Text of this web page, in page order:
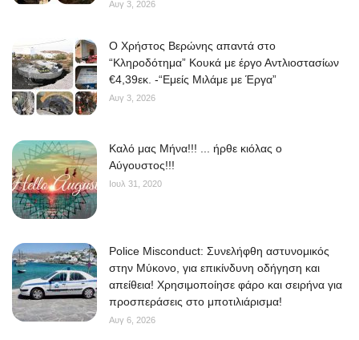
Αυγ 3, 2026
O Χρήστος Βερώνης απαντά στο
“Κληροδότημα” Κουκά με έργο Αντλιοστασίων
€4,39εκ. -“Εμείς Μιλάμε με Έργα”
Αυγ 3, 2026
Kαλό μας Μήνα!!! ... ήρθε κιόλας ο
Αύγουστος!!!
Ιουλ 31, 2020
Police Misconduct: Συνελήφθη αστυνομικός
στην Μύκονο, για επικίνδυνη οδήγηση και
απείθεια! Χρησιμοποίησε φάρο και σειρήνα για
προσπεράσεις στο μποτιλιάρισμα!
Αυγ 6, 2026